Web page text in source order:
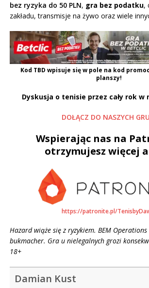
bez ryzyka do 50 PLN, gra bez podatku,
zakładu, transmisje na żywo oraz wiele
Kod TBD wpisuje się w pole na kod
planszy!
Dyskusja o tenisie przez cały rok w
DOŁĄCZ DO NASZYCH
Wspierając nas na
otrzymujesz więcej
https://patronite.pl/
Hazard wiąże się z ryzykiem. BEM
bukmacher. Gra u nielegalnych grozi
18+
Damian Kust